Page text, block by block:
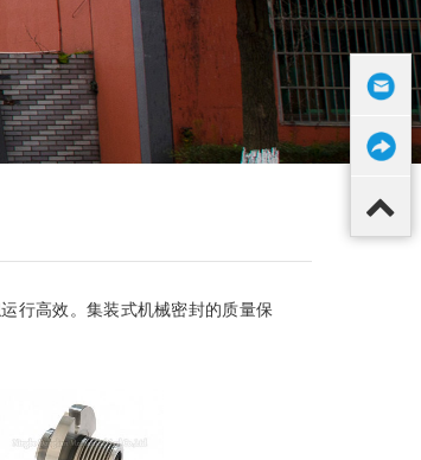
行高效。集装式机械密封的质量保